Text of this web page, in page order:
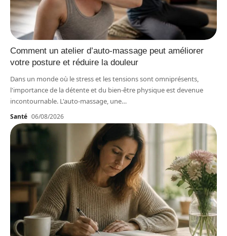
Comment un atelier d’auto-massage peut améliorer
votre posture et réduire la douleur
Dans un monde où le stress et les tensions sont omniprésents,
l'importance de la détente et du bien-être physique est devenue
incontournable. L'auto-massage, une…
Santé 06/08/2026